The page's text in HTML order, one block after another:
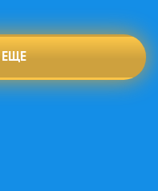
ЕЩЕ